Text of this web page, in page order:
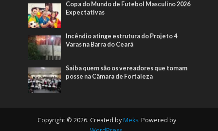
Copa do Mundo de Futebol Masculino 2026
Expectativas
Incêndio atinge estrutura do Projeto 4
Varas na Barra do Ceará
Saiba quem são os vereadores que tomam
posse na Câmara de Fortaleza
Copyright © 2026. Created by Meks. Powered by